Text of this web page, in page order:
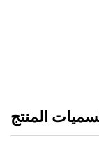
المنتج